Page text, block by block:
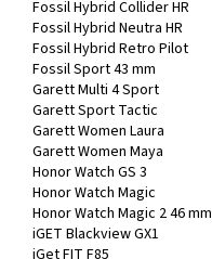
Fossil Hybrid Collider HR
Fossil Hybrid Neutra HR
Fossil Hybrid Retro Pilot
Fossil Sport 43 mm
Garett Multi 4 Sport
Garett Sport Tactic
Garett Women Laura
Garett Women Maya
Honor Watch GS 3
Honor Watch Magic
Honor Watch Magic 2 46 mm
iGET Blackview GX1
iGet FIT F85